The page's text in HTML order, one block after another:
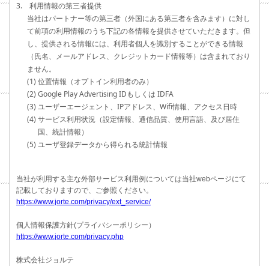
3. 利用情報の第三者提供
当社はパートナー等の第三者（外国にある第三者を含みます）に対し
て前項の利用情報のうち下記の各情報を提供させていただきます。但
し、提供される情報には、利用者個人を識別することができる情報
（氏名、メールアドレス、クレジットカード情報等）は含まれており
ません。
(1) 位置情報（オプトイン利用者のみ）
(2) Google Play Advertising IDもしくは IDFA
(3) ユーザーエージェント、IPアドレス、Wifi情報、アクセス日時
(4) サービス利用状況（設定情報、通信品質、使用言語、及び居住
国、統計情報）
(5) ユーザ登録データから得られる統計情報
当社が利用する主な外部サービス利用例については当社webページにて
記載しておりますので、ご参照ください。
https://www.jorte.com/privacy/ext_service/
個人情報保護方針(プライバシーポリシー）
https://www.jorte.com/privacy.php
株式会社ジョルテ